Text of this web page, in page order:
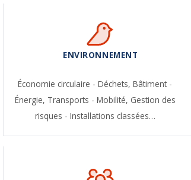
ENVIRONNEMENT
Économie circulaire - Déchets,Bâtiment -
Énergie, Transports - Mobilité, Gestion des
risques - Installations classées…